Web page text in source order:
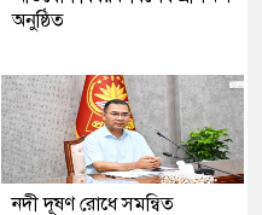
অনুষ্ঠিত
নদী দূষণ রোধে সমন্বিত